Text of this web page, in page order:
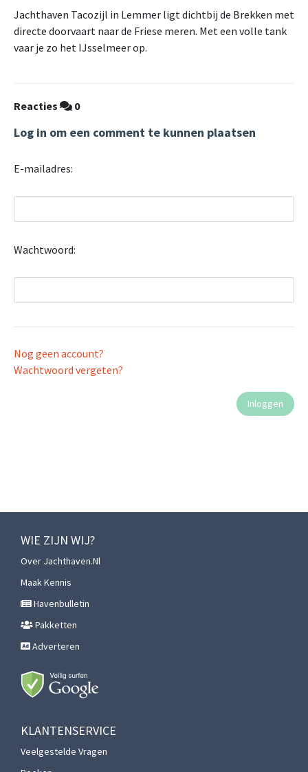
Jachthaven Tacozijl in Lemmer ligt dichtbij de Brekken met
directe doorvaart naar de Friese meren. Met een volle tank
vaar je zo het IJsselmeer op.
Reacties 0
Log in om een comment te kunnen plaatsen
E-mailadres:
Wachtwoord:
Nog geen account?
Wachtwoord vergeten?
WIE ZIJN WIJ?
Over Jachthaven.nl
Maak Kennis
Havenbulletin
Pakketten
Adverteren
KLANTENSERVICE
Veelgestelde Vragen